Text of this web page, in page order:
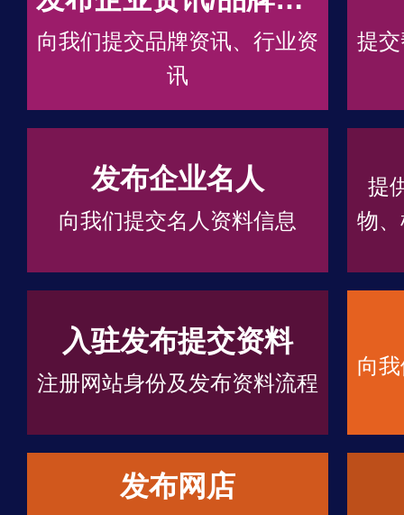
向我们提交品牌资讯、行业资
讯
提
发布企业名人
向我们提交名人资料信息
提
物
入驻发布提交资料
注册网站身份及发布资料流程
向
发布网店